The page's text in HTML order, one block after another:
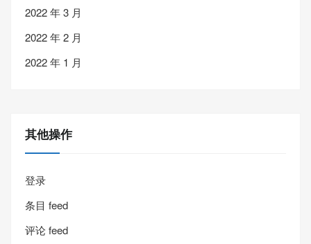
2022 年 3 月
2022 年 2 月
2022 年 1 月
其他操作
登录
条目 feed
评论 feed